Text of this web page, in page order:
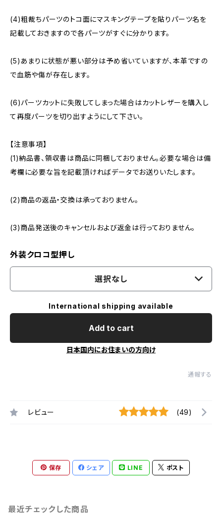
(4)粗裁ちパーツのトコ面にマスキングテープを貼りパーツ名を
記載しておきますので各パーツがすぐに分かります。
(5)あまりに状態が悪い部分は予め省いていますが、本革ですの
で血筋や傷が存在します。
(6)パーツカットに失敗してしまった場合はカットレザーを購入し
て再度パーツを切り出すようにして下さい。
【注意事項】
(1)納品書、領収書は商品に同梱しておりません。必要な場合は備
考欄に必要な旨を記載頂ければデータでお送りいたします。
(2)商品の返品・交換は承っておりません。
(3)商品発送後のキャンセルおよび返金は行っておりません。
外装クロコ型押し
選択なし
International shipping available
Add to cart
日本国内にお住まいの方向け
通報する
レビュー (49)
保存 シェア LINE ポスト
最近チェックした商品